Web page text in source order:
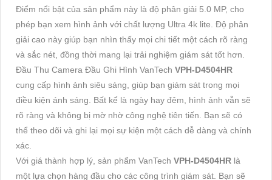
Điểm nổi bật của sản phẩm này là độ phân giải 5.0 MP, cho
phép bạn xem hình ảnh với chất lượng Ultra 4k lite. Độ phân
giải cao này giúp bạn nhìn thấy mọi chi tiết một cách rõ ràng
và sắc nét, đồng thời mang lại trải nghiệm giám sát tốt hơn.
Đầu Thu Camera Đầu Ghi Hình VanTech VPH-D4504HR
cung cấp hình ảnh siêu sáng, giúp bạn giám sát trong mọi
điều kiện ánh sáng. Bất kể là ngày hay đêm, hình ảnh vẫn sẽ
rõ ràng và không bị mờ nhờ công nghệ tiên tiến. Bạn sẽ có
thể theo dõi và ghi lại mọi sự kiện một cách dễ dàng và chính
xác.
Với giá thành hợp lý, sản phẩm VanTech VPH-D4504HR là
một lựa chọn hàng đầu cho các công trình giám sát. Bạn sẽ